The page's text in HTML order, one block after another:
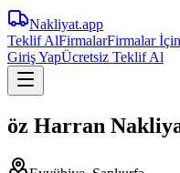
Nakliyat.app
Teklif AlFirmalarFirmalar İçin
Giriş YapÜcretsiz Teklif Al
öz Harran